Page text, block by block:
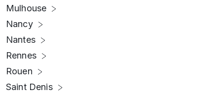
Mulhouse
Nancy
Nantes
Rennes
Rouen
Saint Denis